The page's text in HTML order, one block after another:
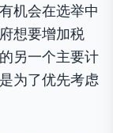
机会在选举中
想要增加税
另一个主要计
为了优先考虑